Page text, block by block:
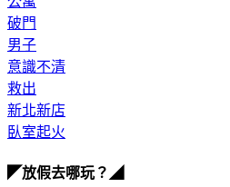
破門
男子
意識不清
救出
新北新店
臥室起火
◤放假去哪玩？◢